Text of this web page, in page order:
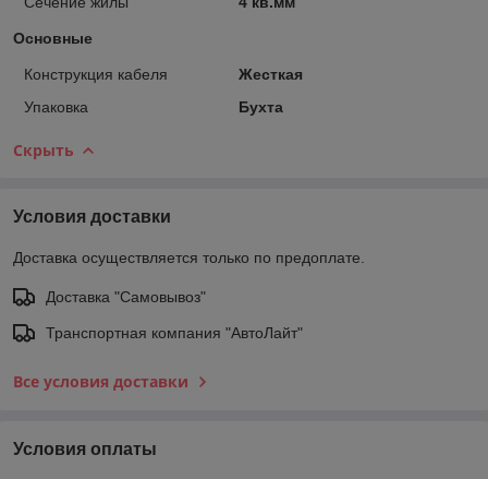
Основные
Конструкция кабеля
Жесткая
Упаковка
Бухта
Скрыть
Условия доставки
Доставка осуществляется только по предоплате.
Доставка "Самовывоз"
Транспортная компания "АвтоЛайт"
Все условия доставки
Условия оплаты